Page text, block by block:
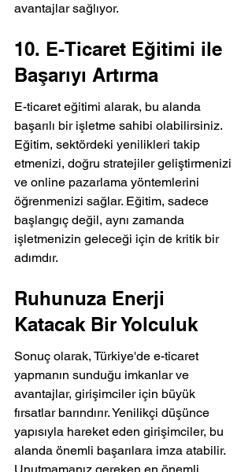
avantajlar sağlıyor.
10. E-Ticaret Eğitimi ile
Başarıyı Artırma
E-ticaret eğitimi alarak, bu alanda
başarılı bir işletme sahibi olabilirsiniz.
Eğitim, sektördeki yenilikleri takip
etmenizi, doğru stratejiler geliştirmenizi
ve online pazarlama yöntemlerini
öğrenmenizi sağlar. Eğitim, sadece
başlangıç değil, aynı zamanda
işletmenizin geleceği için de kritik bir
adımdır.
Ruhunuza Enerji
Katacak Bir Yolculuk
Sonuç olarak, Türkiye'de e-ticaret
yapmanın sunduğu imkanlar ve
avantajlar, girişimciler için büyük
fırsatlar barındırır. Yenilikçi düşünce
yapısıyla hareket eden girişimciler, bu
alanda önemli başarılara imza atabilir.